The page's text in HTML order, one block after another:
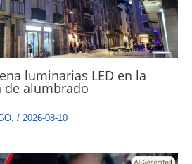
luminarias LED en la
de alumbrado
/ 2026-08-10